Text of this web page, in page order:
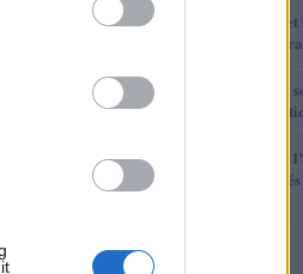
3
Gianni Infantino
rébellion des
4
La Fifa renonce à
privé face aux
5
La Fifa renonce à
investisseurs privés